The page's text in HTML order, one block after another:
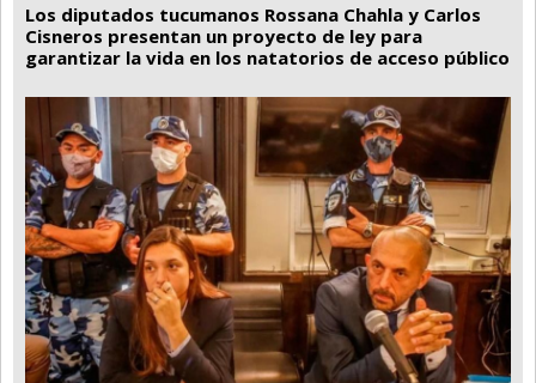
Los diputados tucumanos Rossana Chahla y Carlos
Cisneros presentan un proyecto de ley para
garantizar la vida en los natatorios de acceso público